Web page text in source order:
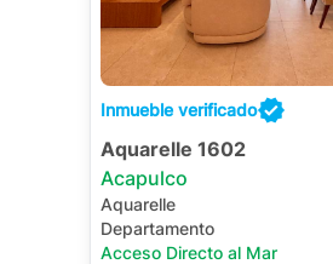
Inmueble verificado
Aquarelle 1602
Acapulco
Aquarelle
Departamento
Acceso Directo al Mar